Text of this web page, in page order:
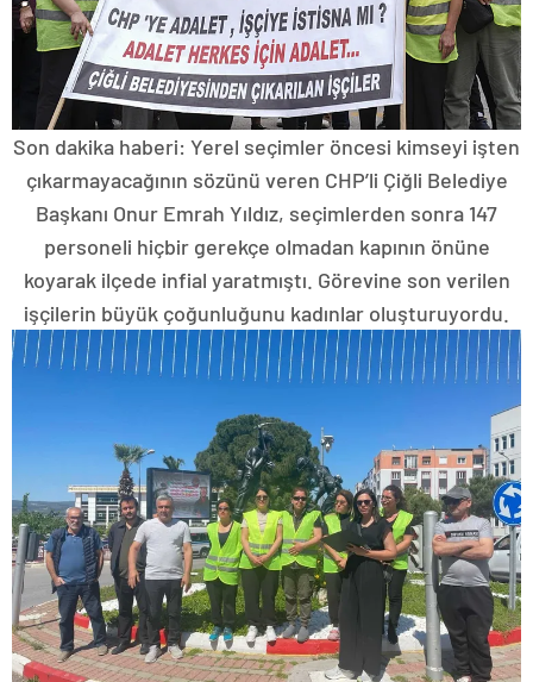
Son dakika haberi: Yerel seçimler öncesi kimseyi işten
çıkarmayacağının sözünü veren CHP’li Çiğli Belediye
Başkanı Onur Emrah Yıldız, seçimlerden sonra 147
personeli hiçbir gerekçe olmadan kapının önüne
koyarak ilçede infial yaratmıştı. Görevine son verilen
işçilerin büyük çoğunluğunu kadınlar oluşturuyordu.